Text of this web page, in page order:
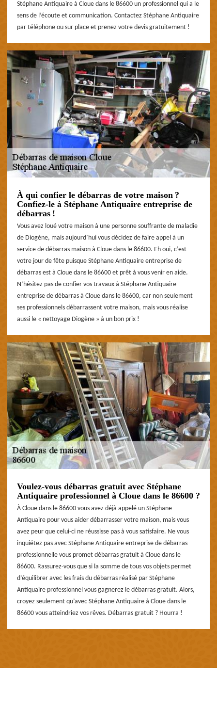
Stéphane Antiquaire à Cloue dans le 86600 un professionnel qui a le
sens de l’écoute et communication. Contactez Stéphane Antiquaire
par téléphone ou sur place et prenez votre devis gratuitement !
À qui confier le débarras de votre maison ?
Confiez-le à Stéphane Antiquaire entreprise de
débarras !
Vous avez loué votre maison à une personne souffrante de maladie
de Diogène, mais aujourd’hui vous décidez de faire appel à un
service de débarras maison à Cloue dans le 86600. Eh oui, c’est
votre jour de fête puisque Stéphane Antiquaire entreprise de
débarras est à Cloue dans le 86600 et prêt à vous venir en aide.
N’hésitez pas de confier vos travaux à Stéphane Antiquaire
entreprise de débarras à Cloue dans le 86600, car non seulement
ses professionnels débarrassent votre maison, mais vous réalise
aussi le « nettoyage Diogène » à un bon prix !
Voulez-vous débarras gratuit avec Stéphane
Antiquaire professionnel à Cloue dans le 86600 ?
À Cloue dans le 86600 vous avez déjà appelé un Stéphane
Antiquaire pour vous aider débarrasser votre maison, mais vous
avez peur que celui-ci ne réussisse pas à vous satisfaire. Ne vous
inquiétez pas avec Stéphane Antiquaire entreprise de débarras
professionnelle vous promet débarras gratuit à Cloue dans le
86600. Rassurez-vous que si la somme de tous vos objets permet
d’équilibrer avec les frais du débarras réalisé par Stéphane
Antiquaire professionnel vous gagnerez le débarras gratuit. Alors,
croyez seulement qu’avec Stéphane Antiquaire à Cloue dans le
86600 vous atteindriez vos rêves. Débarras gratuit ? Hourra !